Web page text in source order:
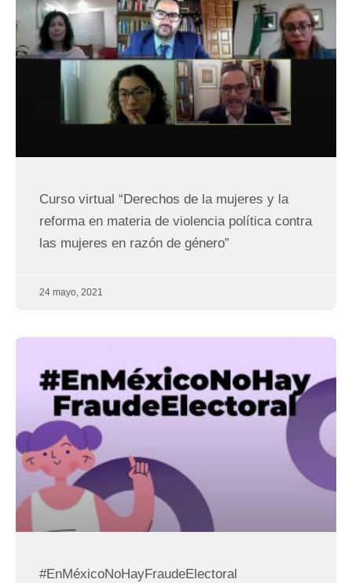
Curso virtual “Derechos de la mujeres y la
reforma en materia de violencia política contra
las mujeres en razón de género”
24 mayo, 2021
#EnMéxicoNoHayFraudeElectoral